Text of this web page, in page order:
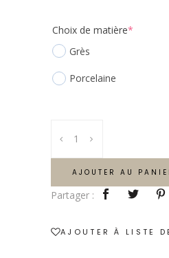
Choix de matière*
Grès
Porcelaine
Number
personnalisée
AJOUTER AU
Partager :
AJOUTER À LISTE